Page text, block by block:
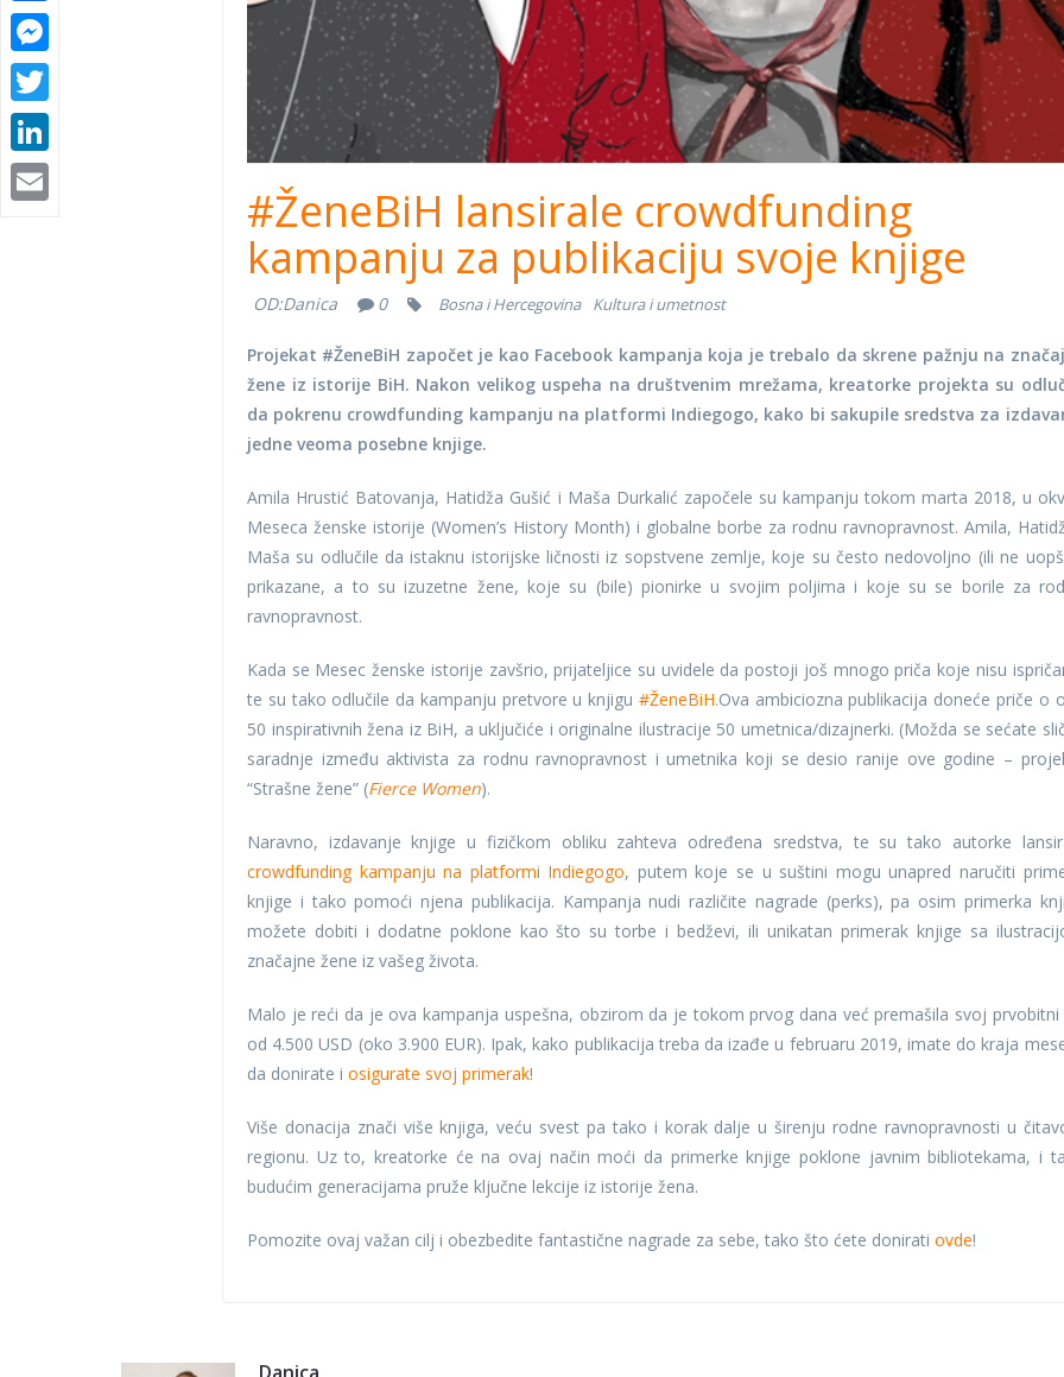
#ŽeneBiH lansirale crowdfunding
kampanju za publikaciju svoje knjige
OD:Danica 0 Bosna i Hercegovina Kultura i umetnost
Projekat #ŽeneBiH započet je kao Facebook kampanja koja je trebalo da skrene pažnju na
žene iz istorije BiH. Nakon velikog uspeha na društvenim mrežama, kreatorke projekta su
da pokrenu crowdfunding kampanju na platformi Indiegogo, kako bi sakupile sredstva za
jedne veoma posebne knjige.
Amila Hrustić Batovanja, Hatidža Gušić i Maša Durkalić započele su kampanju tokom marta 2018, u
Meseca ženske istorije (Women’s History Month) i globalne borbe za rodnu ravnopravnost. Amila,
Maša su odlučile da istaknu istorijske ličnosti iz sopstvene zemlje, koje su često nedovoljno (ili ne
prikazane, a to su izuzetne žene, koje su (bile) pionirke u svojim poljima i koje su se borile za
ravnopravnost.
Kada se Mesec ženske istorije zavšrio, prijateljice su uvidele da postoji još mnogo priča koje nisu
te su tako odlučile da kampanju pretvore u knjigu #ŽeneBiH.Ova ambiciozna publikacija doneće priče o
50 inspirativnih žena iz BiH, a uključiće i originalne ilustracije 50 umetnica/dizajnerki. (Možda se sećate
saradnje između aktivista za rodnu ravnopravnost i umetnika koji se desio ranije ove godine –
“Strašne žene” (Fierce Women).
Naravno, izdavanje knjige u fizičkom obliku zahteva određena sredstva, te su tako autorke
crowdfunding kampanju na platformi Indiegogo, putem koje se u suštini mogu unapred naručiti
knjige i tako pomoći njena publikacija. Kampanja nudi različite nagrade (perks), pa osim primerka
možete dobiti i dodatne poklone kao što su torbe i bedževi, ili unikatan primerak knjige sa
značajne žene iz vašeg života.
Malo je reći da je ova kampanja uspešna, obzirom da je tokom prvog dana već premašila svoj prvobitni
od 4.500 USD (oko 3.900 EUR). Ipak, kako publikacija treba da izađe u februaru 2019, imate do kraja
da donirate i osigurate svoj primerak!
Više donacija znači više knjiga, veću svest pa tako i korak dalje u širenju rodne ravnopravnosti u
regionu. Uz to, kreatorke će na ovaj način moći da primerke knjige poklone javnim bibliotekama, i
budućim generacijama pruže ključne lekcije iz istorije žena.
Pomozite ovaj važan cilj i obezbedite fantastične nagrade za sebe, tako što ćete donirati ovde!